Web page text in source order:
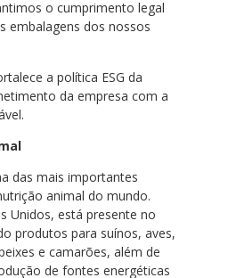
o cumprimento legal
embalagens dos nossos
a política ESG da
da empresa com a
das mais importantes
animal do mundo.
Unidos, está presente no
produtos para suínos, aves,
e camarões, além de
de fontes energéticas